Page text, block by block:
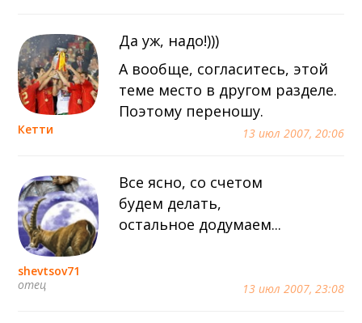
Кетти 13 июл 2007, 20:06
Да уж, надо!)))
А вообще, согласитесь, этой
теме место в другом разделе.
Поэтому переношу.
shevtsov71
отец
13 июл 2007, 23:08
Все ясно, со счетом
будем делать,
остальное додумаем...